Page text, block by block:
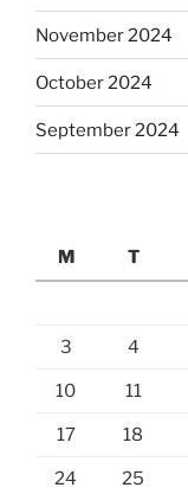
November 2024
October 2024
September 2024
M
T
3 4
10 11
17 18
24 25